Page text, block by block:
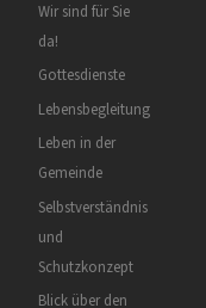
Wir sind für Sie
da!
Gottesdienste
Lebensbegleitung
Leben in der
Gemeinde
Selbstverständnis
und
Schutzkonzept
Blick über den